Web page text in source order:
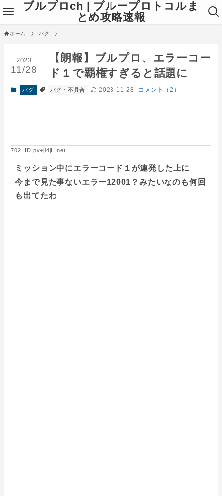
ブルプロch | ブループロトコルま
とめ攻略速報
ホーム バグ
【朗報】ブルプロ、エラーコー
ド１で覇権すぎると話題に
2023
11/28
バグ バグ・不具合 2023-11-28 コメント（2）
702: ID:pv+ji4jH.net
ミッション中にエラーコード１が連発した上に
今まで見た事ないエラー12001？みたいなのも何回
も出てたわ